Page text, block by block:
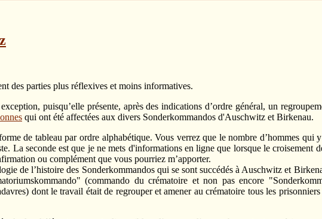
des parties plus réflexives et moins informatives.
puisqu’elle présente, après des indications d’ordre général, un
qui ont été affectées aux divers Sonderkommandos d'Auschwitz et Birkenau.
de tableau par ordre alphabétique. Vous verrez que le nombre d’hommes
La seconde est que je ne mets d'informations en ligne que lorsque le croisement
ou complément que vous pourriez m’apporter.
de l’histoire des Sonderkommandos qui se sont succédés à Auschwitz et
(commando du crématoire et non pas encore
dont le travail était de regrouper et amener au crématoire tous les